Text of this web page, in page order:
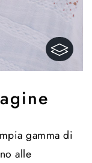
gamma di
alle